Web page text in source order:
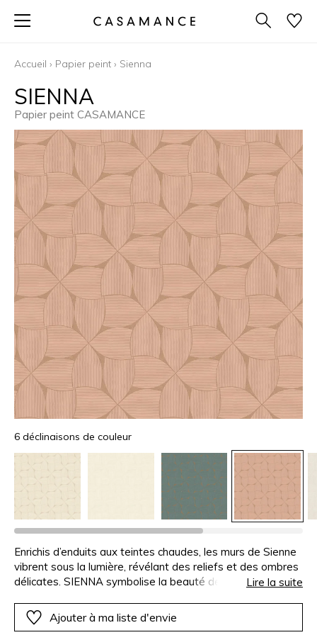
Accueil › Papier peint › Sienna
SIENNA
Papier peint CASAMANCE
6 déclinaisons de couleur
Enrichis d’enduits aux teintes chaudes, les murs de Sienne
vibrent sous la lumière, révélant des reliefs et des ombres
délicates. SIENNA symbolise la beauté de cette ville par
remarquable travail artisanal. Il rappelle les carreaux de
ciment traditionnels et se décline en six coloris, de l’ivoire à
Lire la suite
Ajouter à ma liste d'envie